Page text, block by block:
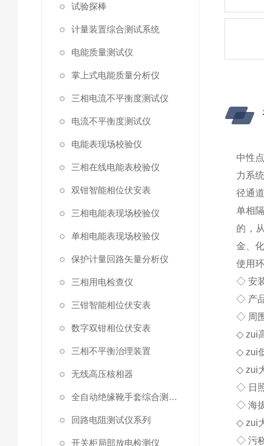
试验探棒
计量装置综合测试系统
电能质量测试仪
掌上式电能质量分析仪
三相电流不平衡度测试仪
电流不平衡度测试仪
电能表现场校验仪
三相在线电能表校验仪
双钳智能相位伏安表
三相电能表现场校验仪
单相电能表现场校验仪
保护计量回路矢量分析仪
三相用电检查仪
三钳智能相位伏安表
数字双钳相位伏安表
三相不平衡治理装置
无线高压核相器
全自动绝缘靴手套综合测试仪
回路电阻测试仪系列
开关柜局部放电检测仪
中性
力系
径通
单相
的，
金、
使用
◇ 安
◇ 产
◇ 周
◇ zui
◇ zui
◇ zui
◇ 日
◇ 海
◇ zui
◇ 污